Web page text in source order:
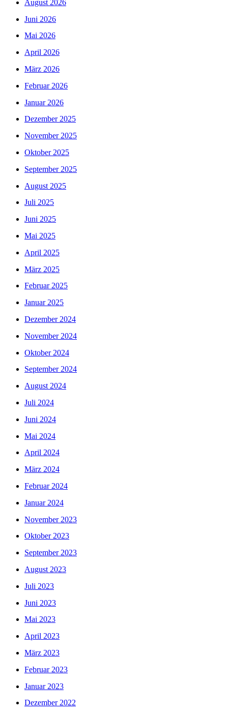
August 2026
Juni 2026
Mai 2026
April 2026
März 2026
Februar 2026
Januar 2026
Dezember 2025
November 2025
Oktober 2025
September 2025
August 2025
Juli 2025
Juni 2025
Mai 2025
April 2025
März 2025
Februar 2025
Januar 2025
Dezember 2024
November 2024
Oktober 2024
September 2024
August 2024
Juli 2024
Juni 2024
Mai 2024
April 2024
März 2024
Februar 2024
Januar 2024
November 2023
Oktober 2023
September 2023
August 2023
Juli 2023
Juni 2023
Mai 2023
April 2023
März 2023
Februar 2023
Januar 2023
Dezember 2022